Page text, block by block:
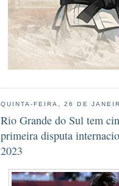
QUINTA-FEIRA, 26 DE
Rio Grande do Sul tem
primeira disputa
2023